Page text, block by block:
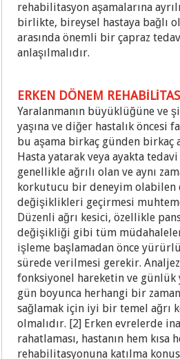
rehabilitasyon aşamalarına
birlikte, bireysel hastaya bağlı
arasında önemli bir çapraz
anlaşılmalıdır.
ERKEN DÖNEM
Yaralanmanın büyüklüğüne ve
yaşına ve diğer hastalık öncesi
bu aşama birkaç günden birkaç
Hasta yatarak veya ayakta
genellikle ağrılı olan ve aynı
korkutucu bir deneyim olabilen
değişiklikleri geçirmesi
Düzenli ağrı kesici, özellikle
değişikliği gibi tüm
işleme başlamadan önce
sürede verilmesi gerekir.
fonksiyonel hareketin ve
gün boyunca herhangi bir
sağlamak için iyi bir temel ağrı
olmalıdır. [2] Erken evrelerde
rahatlaması, hastanın hem kısa
rehabilitasyonuna katılma